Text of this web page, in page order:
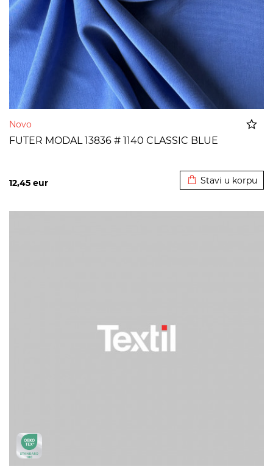
Novo
FUTER MODAL 13836 # 1140 CLASSIC BLUE
12,45 eur Stavi u korpu